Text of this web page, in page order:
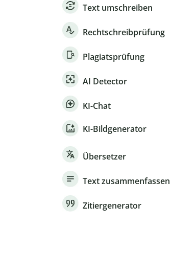
Text umschreiben
Rechtschreibprüfung
Plagiatsprüfung
AI Detector
KI-Chat
KI-Bildgenerator
Übersetzer
Text zusammenfassen
Zitiergenerator